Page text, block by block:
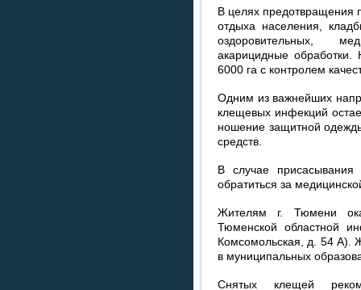
В целях предотвращения
отдыха населения,
оздоровительных,
акарицидные
6000 га с контролем
Одним из важнейших
клещевых инфекций
ношение защитной
средств.
В случае
обратиться за
Жителям г. Тюмени
Тюменской областной
Комсомольская, д. 54 А).
в муниципальных
Снятых клещей